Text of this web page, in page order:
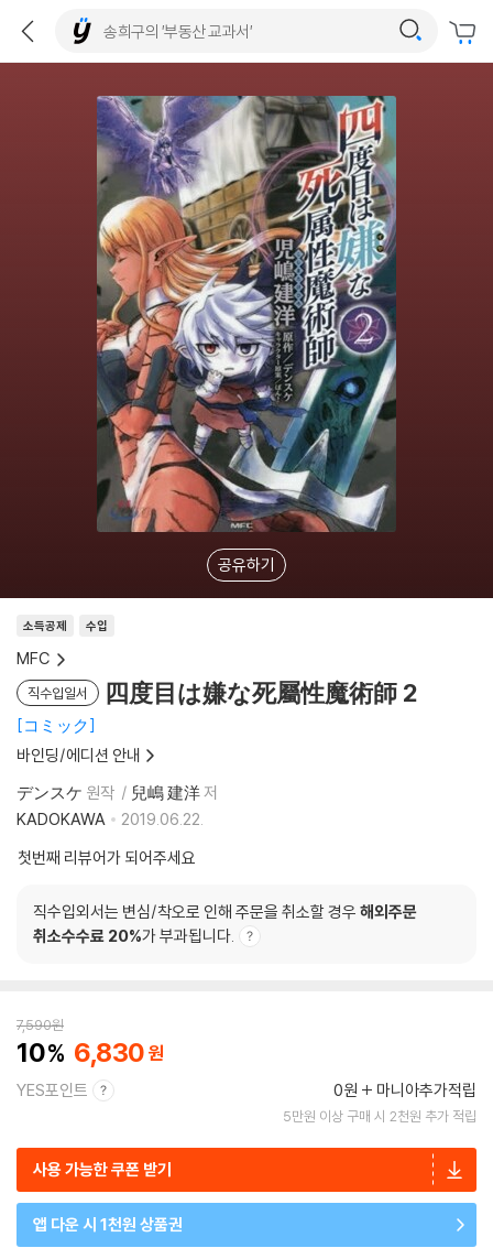
공유하기
소득공제 수입
MFC
직수입일서 四度目は嫌な死屬性魔術師 2
コミック
바인딩/에디션 안내
デンスケ 원작 兒嶋 建洋저
KADOKAWA
2019.06.22.
첫번째 리뷰어가 되어주세요
직수입외서는 변심/착오로 인해 주문을 취소할 경우 해외주문
취소수수료 20%가 부과됩니다.
7,590원
10 6,830
YES포인트 0원 마니아추가적립
5만원 이상 구매 시 2천원 추가 적립
사용 가능한 쿠폰 받기
앱 다운 시 1천원 상품권